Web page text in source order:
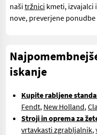
naši tržnici kmeti, izvajalci
nove, preverjene
iskanje
Kupite rabljene
Fendt, New Holland,
Stroji in oprema za
vrtavkasti zgrabljalnik,